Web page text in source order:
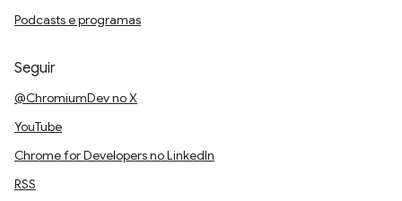
Podcasts e programas
Seguir
@ChromiumDev no X
YouTube
Chrome for Developers no LinkedIn
RSS